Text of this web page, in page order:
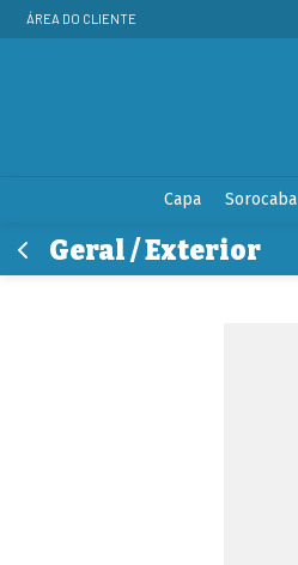
ÁREA DO CLIENTE
Capa Sorocaba
Geral / Exterior